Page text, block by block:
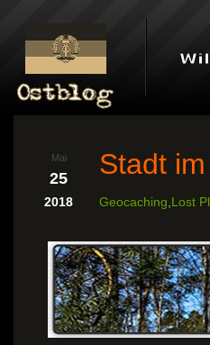
Mai
25
2018
Stadt
Geocaching,Lost